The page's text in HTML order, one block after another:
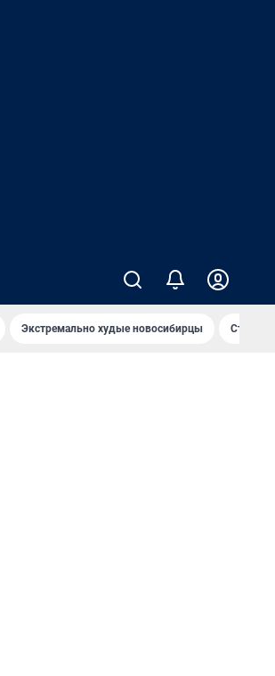
Экстремально худые новосибирцы Старт